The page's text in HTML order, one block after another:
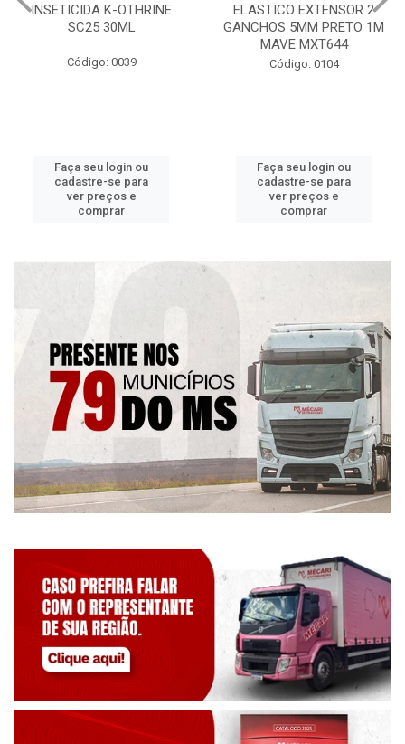
INSETICIDA K-OTHRINE
SC25 30ML
Código: 0039
Faça seu login ou
cadastre-se para
ver preços e
comprar
ELASTICO EXTENSOR 2
GANCHOS 5MM PRETO 1M
MAVE MXT644
Código: 0104
Faça seu login ou
cadastre-se para
ver preços e
comprar